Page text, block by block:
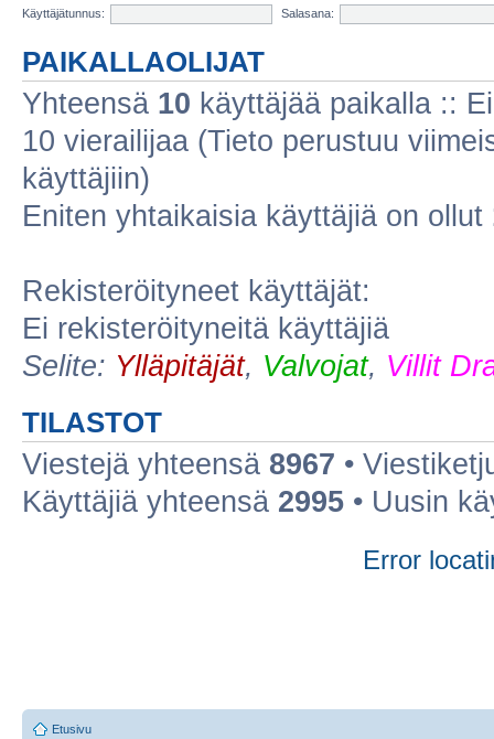
Käyttäjätunnus:
Salasana:
PAIKALLAOLIJAT
Yhteensä 10 käyttäjää paikalla ::
10 vierailijaa (Tieto perustuu
käyttäjiin)
Eniten yhtaikaisia käyttäjiä on ollut
Rekisteröityneet käyttäjät:
Ei rekisteröityneitä käyttäjiä
Selite: Ylläpitäjät, Valvojat, Villit
TILASTOT
Viestejä yhteensä 8967 •
Käyttäjiä yhteensä 2995 • Uusin
Error
Etusivu